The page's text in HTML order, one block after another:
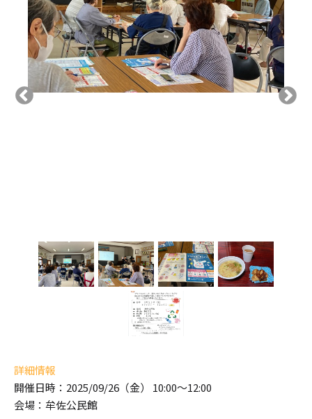
詳細情報
開催日時：2025/09/26（金） 10:00～12:00
会場：牟佐公民館